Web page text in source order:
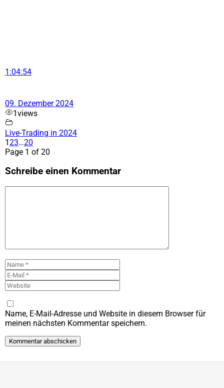
1:04:54
09. Dezember 2024
1views
Live-Trading in 2024
123…20
Page 1 of 20
Schreibe einen Kommentar
Name
Mail
Name, E-Mail-Adresse und Website in diesem Browser für
meinen nächsten Kommentar speichern.